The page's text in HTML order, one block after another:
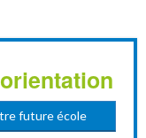
future école